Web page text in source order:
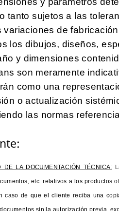
tanto sujetos a las
variaciones de
los dibujos, diseños,
y dimensiones
son meramente
como una
o actualización
las normas
DE LA DOCUMENTACIÓN TÉCNICA:
etc. relativos a los productos
caso de que el cliente reciba una
sin la autorización previa,